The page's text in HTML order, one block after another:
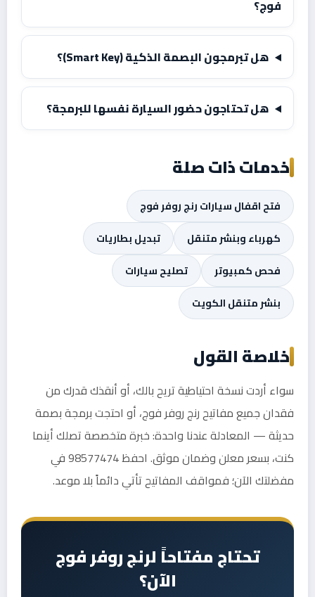
فوج؟
هل تبرمجون البصمة الذكية (Smart Key)؟
هل تحتاجون حضور السيارة نفسها للبرمجة؟
خدمات ذات صلة
فتح اقفال سيارات رنج روفر فوج
كهرباء وبنشر متنقل
تبديل بطاريات
فحص كمبيوتر
تصليح سيارات
بنشر متنقل الكويت
خلاصة القول
سواء أردت نسخة احتياطية تريح بالك، أو أنقذك قدرك من
فقدان جميع مفاتيح رنج روفر فوج، أو احتجت برمجة بصمة
حديثة — المعادلة عندنا واحدة: خبرة متخصصة تصلك أينما
كنت، بسعر معلن وضمان موثق. احفظ 98577474 في
مفضلتك الآن؛ فمواقف المفاتيح تأتي دائماً بلا موعد.
تحتاج مفتاحاً لرنج روفر فوج
الآن؟